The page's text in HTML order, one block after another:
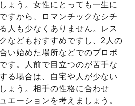
ょう。女性にとっても一生に
すから、ロマンチックなシチ
人も少なくありません。レス
などもおすすめですし、2人の
い始めた場所などでのプロポ
す。人前で目立つのが苦手な
る場合は、自宅や人が少ない
ょう。相手の性格に合わせ
エーションを考えましょう。